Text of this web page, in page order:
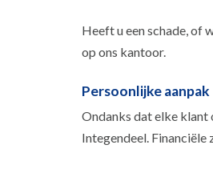
Heeft u een schade, of
op ons kantoor.
Persoonlijke aanpak
Ondanks dat elke klant
Integendeel.